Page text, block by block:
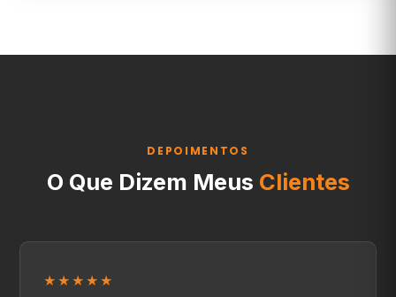
DEPOIMENTOS
O Que Dizem Meus Clientes
★★★★★